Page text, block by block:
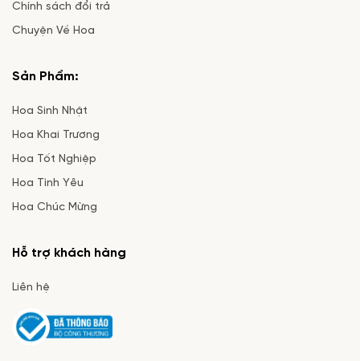
Chính sách đổi trả
Chuyện Về Hoa
Sản Phẩm:
Hoa Sinh Nhật
Hoa Khai Trương
Hoa Tốt Nghiệp
Hoa Tình Yêu
Hoa Chúc Mừng
Hỗ trợ khách hàng
Liên hệ